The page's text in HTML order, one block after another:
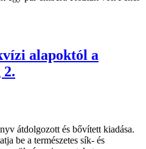
alapoktól a
átdolgozott és bővített kiadása.
be a természetes sík- és